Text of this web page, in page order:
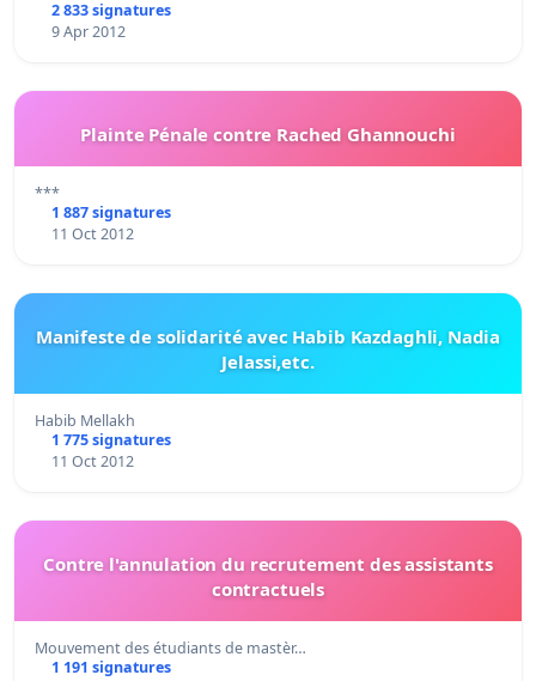
2 833 signatures
9 Apr 2012
Plainte Pénale contre Rached Ghannouchi
***
1 887 signatures
11 Oct 2012
Manifeste de solidarité avec Habib Kazdaghli, Nadia
Jelassi,etc.
Habib Mellakh
1 775 signatures
11 Oct 2012
Contre l'annulation du recrutement des assistants
contractuels
Mouvement des étudiants de mastèr…
1 191 signatures